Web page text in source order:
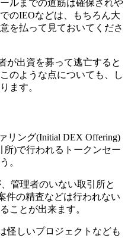
ルまでの道筋は確保されや
のIEOなどは、もちろん大
を払って見ておいてくださ
が出資を募って逃亡すると
のような点についても、し
ます。
リング(Initial DEX Offering)
)で行われるトークンセー
。
管理者のいない取引所と
件の精査などは行われない
ことが出来ます。
怪しいプロジェクトなども